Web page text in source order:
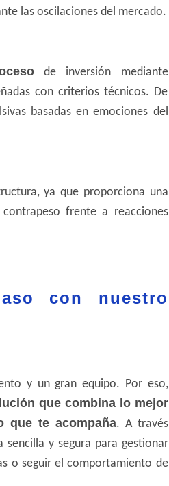
las oscilaciones del mercado.
de inversión mediante
con criterios técnicos. De
basadas en emociones del
ya que proporciona una
frente a reacciones
con nuestro
y un gran equipo. Por eso,
que combina lo mejor
que te acompaña. A través
y segura para gestionar
o seguir el comportamiento de